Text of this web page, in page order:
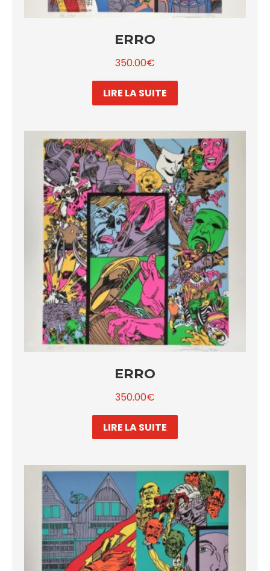
ERRO
350.00€
LIRE LA SUITE
ERRO
350.00€
LIRE LA SUITE